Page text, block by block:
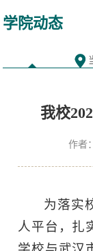
学院动态
我校
作者
为落实
人平台，扎